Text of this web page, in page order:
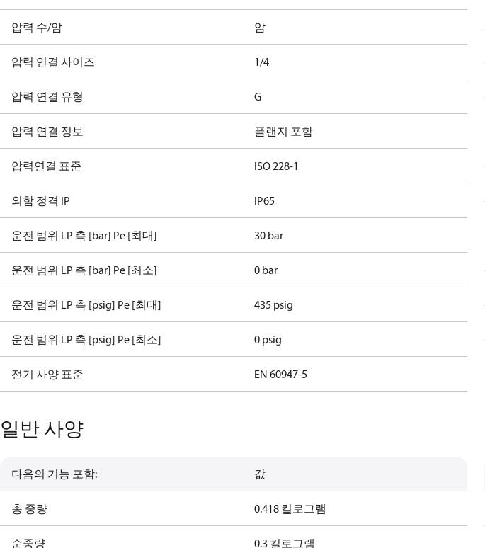
압력 수/암 암
압력 연결 사이즈 1/4
압력 연결 유형 G
압력 연결 정보 플랜지 포함
압력연결 표준 ISO 228-1
외함 정격 IP IP65
운전 범위 LP 측 [bar] Pe [최대] 30 bar
운전 범위 LP 측 [bar] Pe [최소] 0 bar
운전 범위 LP 측 [psig] Pe [최대] 435 psig
운전 범위 LP 측 [psig] Pe [최소] 0 psig
전기 사양 표준 EN 60947-5
일반 사양
다음의 기능 포함: 값
총 중량 0.418 킬로그램
순중량 0.3 킬로그램